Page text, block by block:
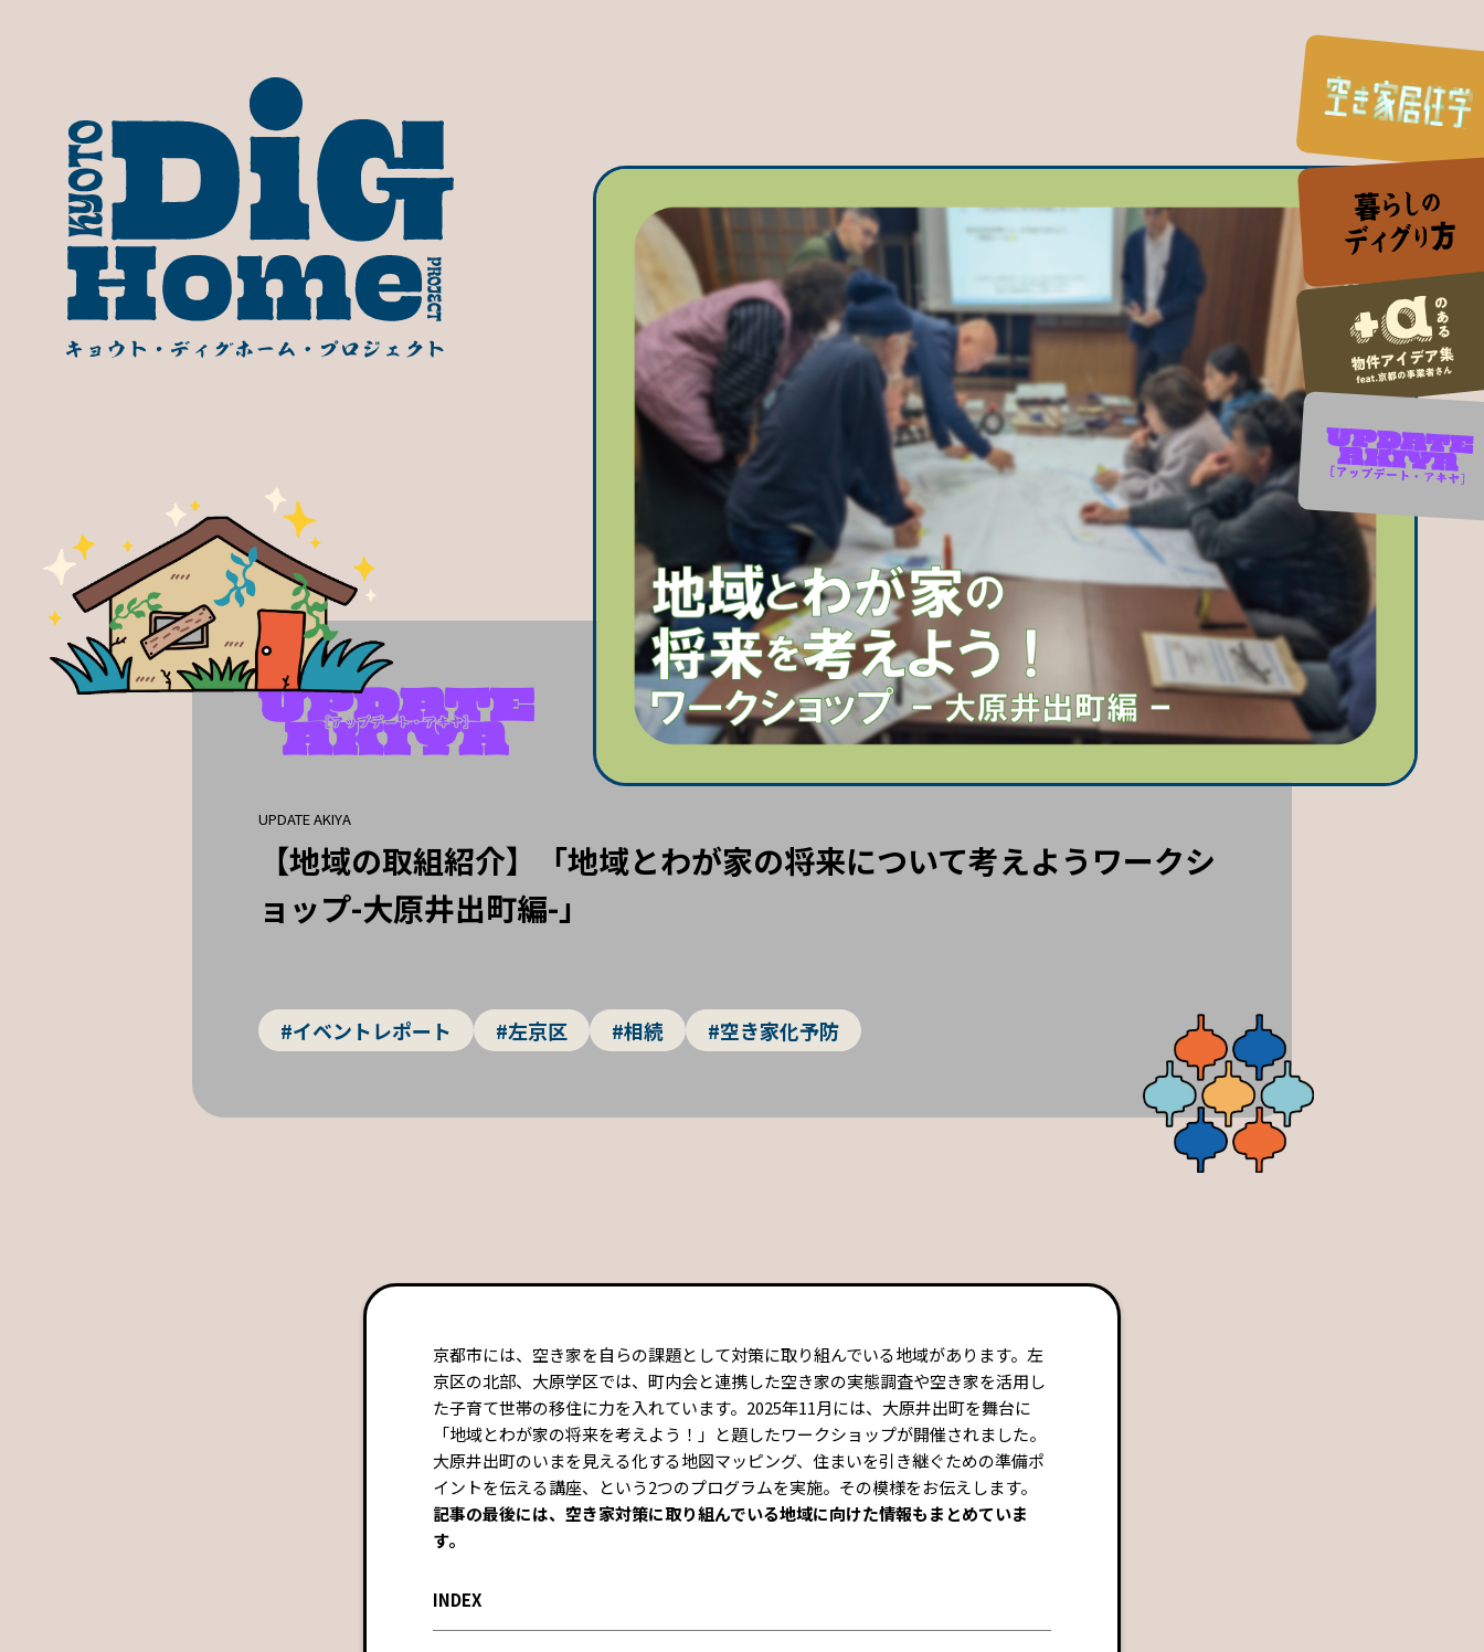
UPDATE AKIYA
【地域の取組紹介】「地域とわが家の将来について考えようワークシ
ョップ-大原井出町編-」
#イベントレポート #左京区 #相続 #空き家化予防
京都市には、空き家を自らの課題として対策に取り組んでいる地域があります。左
京区の北部、大原学区では、町内会と連携した空き家の実態調査や空き家を活用し
た子育て世帯の移住に力を入れています。2025年11月には、大原井出町を舞台に
「地域とわが家の将来を考えよう！」と題したワークショップが開催されました。
大原井出町のいまを見える化する地図マッピング、住まいを引き継ぐための準備ポ
イントを伝える講座、という2つのプログラムを実施。その模様をお伝えします。
記事の最後には、空き家対策に取り組んでいる地域に向けた情報もまとめていま
す。
INDEX